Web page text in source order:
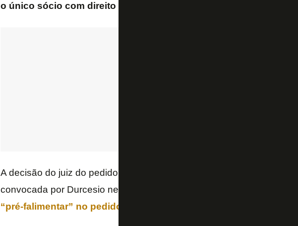
o único sócio com direito a voto.
A decisão do juiz do pedido de recuperação judicial é de que a
convocada por Durcesio nesse prazo.
“pré-falimentar” no pedido de urgência junto à Justiça